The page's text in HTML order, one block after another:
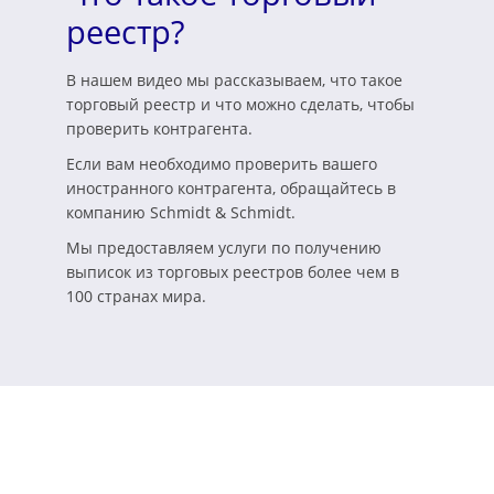
реестр?
В нашем видео мы рассказываем, что такое
торговый реестр и что можно сделать, чтобы
проверить контрагента.
Если вам необходимо проверить вашего
иностранного контрагента, обращайтесь в
компанию Schmidt & Schmidt.
Мы предоставляем услуги по получению
выписок из торговых реестров более чем в
100 странах мира.